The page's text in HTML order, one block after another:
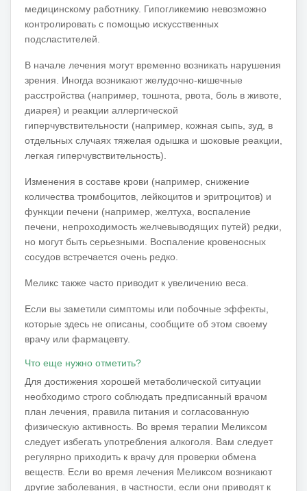
медицинскому работнику. Гипогликемию невозможно
контролировать с помощью искусственных
подсластителей.
В начале лечения могут временно возникать нарушения
зрения. Иногда возникают желудочно-кишечные
расстройства (например, тошнота, рвота, боль в животе,
диарея) и реакции аллергической
гиперчувствительности (например, кожная сыпь, зуд, в
отдельных случаях тяжелая одышка и шоковые реакции,
легкая гиперчувствительность).
Изменения в составе крови (например, снижение
количества тромбоцитов, лейкоцитов и эритроцитов) и
функции печени (например, желтуха, воспаление
печени, непроходимость желчевыводящих путей) редки,
но могут быть серьезными. Воспаление кровеносных
сосудов встречается очень редко.
Меликс также часто приводит к увеличению веса.
Если вы заметили симптомы или побочные эффекты,
которые здесь не описаны, сообщите об этом своему
врачу или фармацевту.
Что еще нужно отметить?
Для достижения хорошей метаболической ситуации
необходимо строго соблюдать предписанный врачом
план лечения, правила питания и согласованную
физическую активность. Во время терапии Меликсом
следует избегать употребления алкоголя. Вам следует
регулярно приходить к врачу для проверки обмена
веществ. Если во время лечения Меликсом возникают
другие заболевания, в частности, если они приводят к